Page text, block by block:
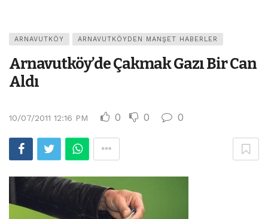
ARNAVUTKÖY ARNAVUTKÖYDEN MANŞET HABERLER
Arnavutköy’de Çakmak Gazı Bir Can
Aldı
10/07/2011 12:16 PM 0 0 0